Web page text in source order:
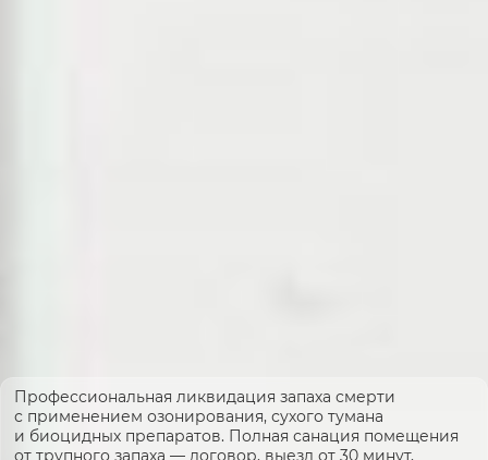
Профессиональная ликвидация запаха смерти
с применением озонирования, сухого тумана
и биоцидных препаратов. Полная санация помещения
от трупного запаха — договор, выезд от 30 минут,